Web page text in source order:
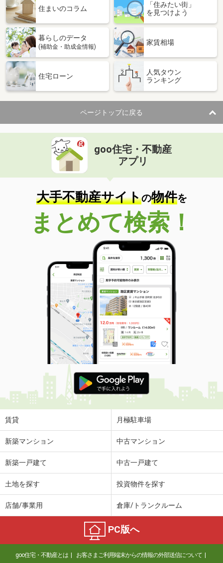
住まいのコラム
「住みたい街」
を見つけよう
暮らしのデータ
(補助金・助成金情報)
家賃相場
住宅ローン
人気タウン
ランキング
ページトップに戻る
goo住宅・不動産
アプリ
大手不動産サイトの物件を
まとめて検索！
賃貸 月極駐車場
新築マンション 中古マンション
新築一戸建て 中古一戸建て
土地を探す 投資物件を探す
店舗/事業用 倉庫/トランクルーム
PC版へ
goo住宅・不動産とは お客さまご利用端末からの情報の外部送信について